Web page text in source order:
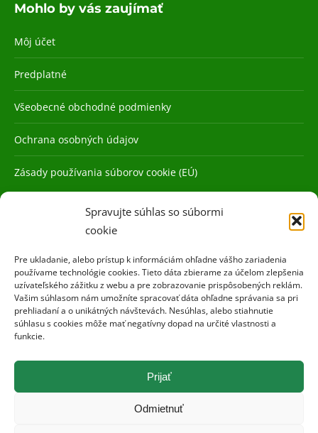
Spravujte súhlas so súbormi
cookie
Pre ukladanie, alebo prístup k informáciám ohľadne vášho zariadenia
používame technológie cookies. Tieto dáta zbierame za účelom zlepšenia
uzívateľského zážitku z webu a pre zobrazovanie prispôsobených reklám.
Vašim súhlasom nám umožníte spracovať dáta ohľadne správania sa pri
prehliadaní a o unikátných návštevách. Nesúhlas, alebo stiahnutie
súhlasu s cookies môže mať negatívny dopad na určité vlastnosti a
funkcie.
Prijať
Odmietnuť
Mohlo by vás zaujímať
Môj účet
Predplatné
Všeobecné obchodné podmienky
Ochrana osobných údajov
Zásady používania súborov cookie (EÚ)